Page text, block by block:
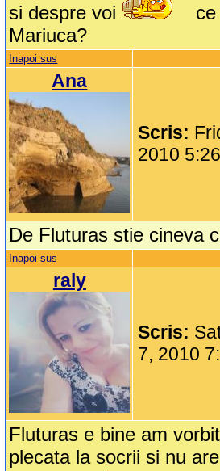
si despre voi
Mariuca?
Inapoi sus
Ana
Scris:
2010
De Fluturas stie cineva
Inapoi sus
raly
Scris:
7, 2010
Fluturas e bine am
plecata la socrii si nu